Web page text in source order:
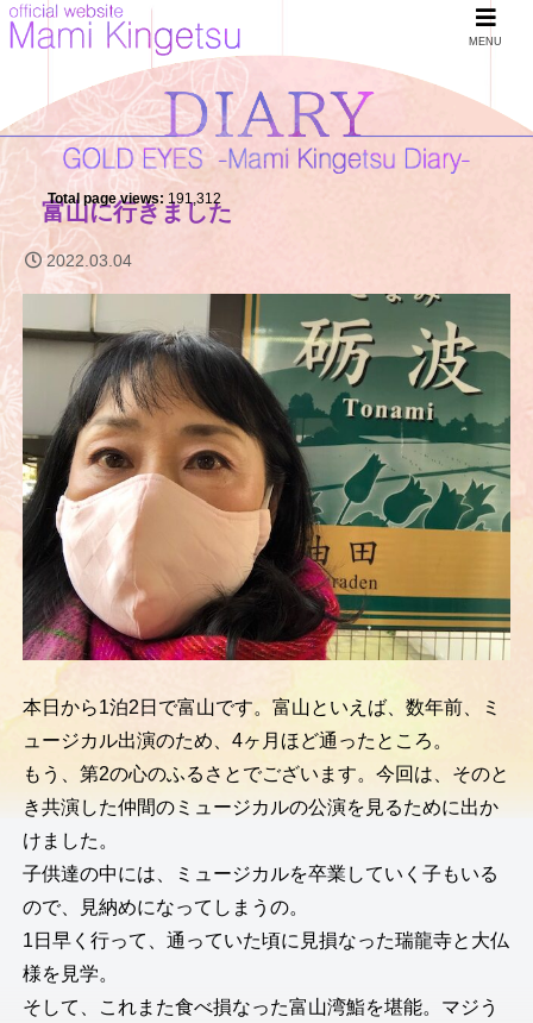
Total page views: 191,312
富山に行きました
2022.03.04
本日から1泊2日で富山です。富山といえば、数年前、ミ
ュージカル出演のため、4ヶ月ほど通ったところ。
もう、第2の心のふるさとでございます。今回は、そのと
き共演した仲間のミュージカルの公演を見るために出か
けました。
子供達の中には、ミュージカルを卒業していく子もいる
ので、見納めになってしまうの。
1日早く行って、通っていた頃に見損なった瑞龍寺と大仏
様を見学。
そして、これまた食べ損なった富山湾鮨を堪能。マジう
MENU